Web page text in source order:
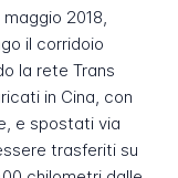
2018,
il corridoio
la rete Trans
in Cina, con
e spostati via
trasferiti su